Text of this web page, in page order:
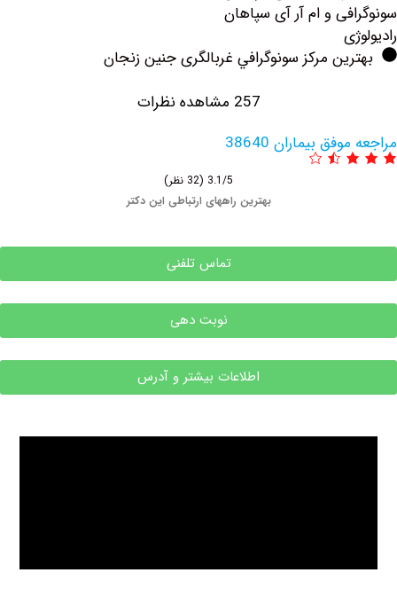
و ام آر آی سپاهان
مرکز سونوگرافي غربالگری جنین زنجان
بیماران 38640
بهترین راههای ارتباطی این دکتر
تماس تلفنی
نوبت دهی
اطلاعات بیشتر و آدرس